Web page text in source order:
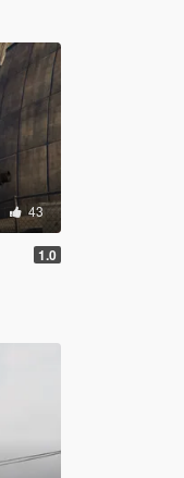
43
1.0